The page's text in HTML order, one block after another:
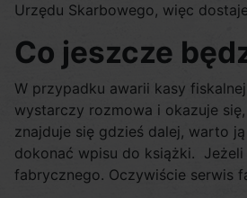
Urzędu Skarbowego, więc
Co jeszcze
W przypadku awarii kasy
wystarczy rozmowa i okazuje
znajduje się gdzieś dalej, warto
dokonać wpisu do książki.
fabrycznego. Oczywiście serwis